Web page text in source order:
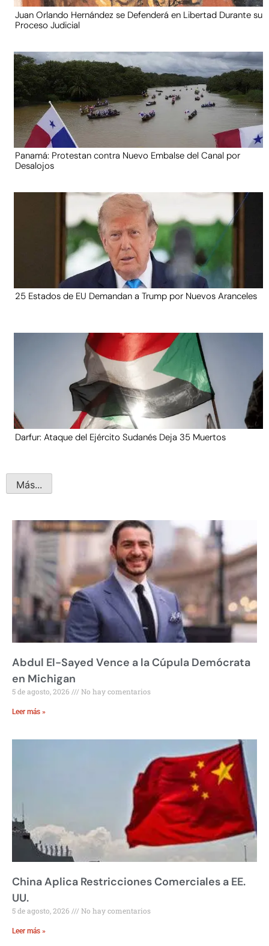
Juan Orlando Hernández se Defenderá en Libertad Durante su
Proceso Judicial
Panamá: Protestan contra Nuevo Embalse del Canal por
Desalojos
25 Estados de EU Demandan a Trump por Nuevos Aranceles
Darfur: Ataque del Ejército Sudanés Deja 35 Muertos
Más...
Abdul El-Sayed Vence a la Cúpula Demócrata
en Michigan
5 de agosto, 2026 No hay comentarios
Leer más »
China Aplica Restricciones Comerciales a EE.
UU.
5 de agosto, 2026 No hay comentarios
Leer más »